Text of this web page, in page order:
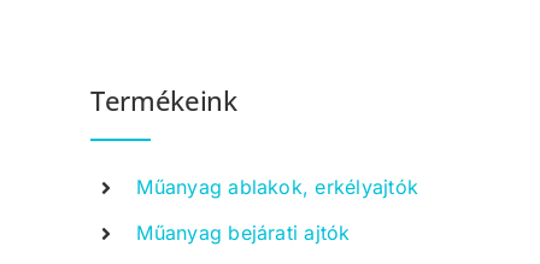
Termékeink
Műanyag ablakok, erkélyajtók
Műanyag bejárati ajtók